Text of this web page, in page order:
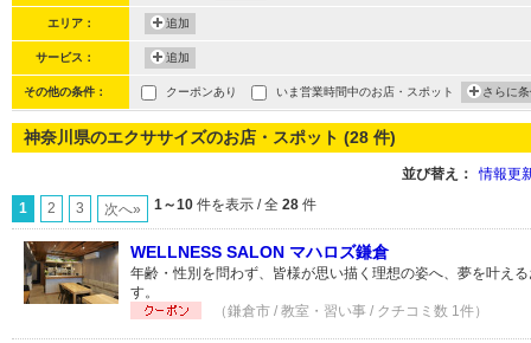
エリア： 追加
サービス： 追加
その他の条件： クーポンあり いま営業時間中のお店・スポット さらに
神奈川県のエクササイズのお店・スポット (28 件)
並び替え： 情報更
1 2 3 次へ» 1～10 件を表示 / 全 28 件
WELLNESS SALON マハロズ鎌倉
年齢・性別を問わず、皆様が思い描く理想の姿へ、夢を叶え
す。
（鎌倉市 / 教室・習い事 / クチコミ数 1件）